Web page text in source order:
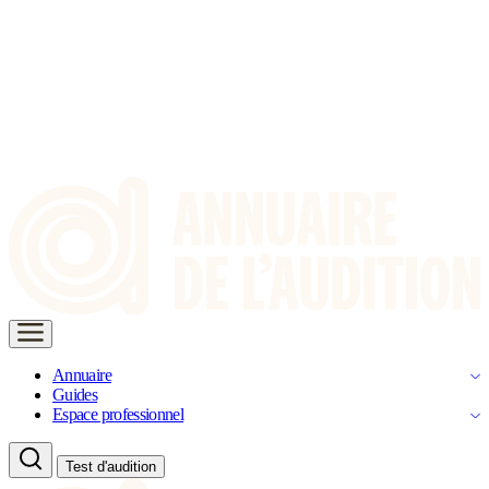
Annuaire
Guides
Espace professionnel
Test d'audition